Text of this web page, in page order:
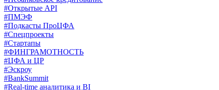
#Открытые API
#ПМЭФ
#Подкасты ПроЦФА
#Спецпроекты
#Стартапы
#ФИНГРАМОТНОСТЬ
#ЦФА и ЦР
#Эскроу
#BankSummit
#Real-time аналитика и BI